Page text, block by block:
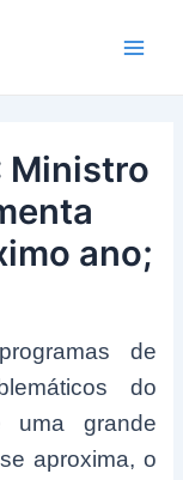
Ministro
ano;
de
do
uma grande
aproxima, o